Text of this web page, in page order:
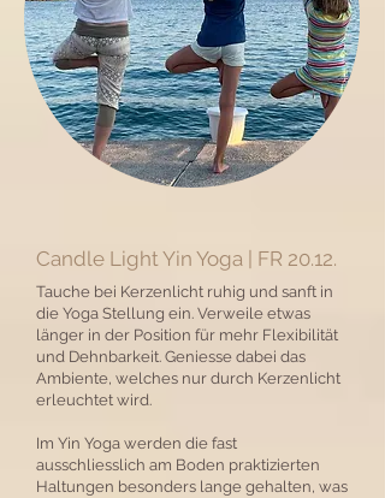
Candle Light Yin Yoga | FR 20.12.
Tauche bei Kerzenlicht ruhig und sanft in
die Yoga Stellung ein. Verweile etwas
länger in der Position für mehr Flexibilität
und Dehnbarkeit. Geniesse dabei das
Ambiente, welches nur durch Kerzenlicht
erleuchtet wird.
Im Yin Yoga werden die fast
ausschliesslich am Boden praktizierten
Haltungen besonders lange gehalten, was